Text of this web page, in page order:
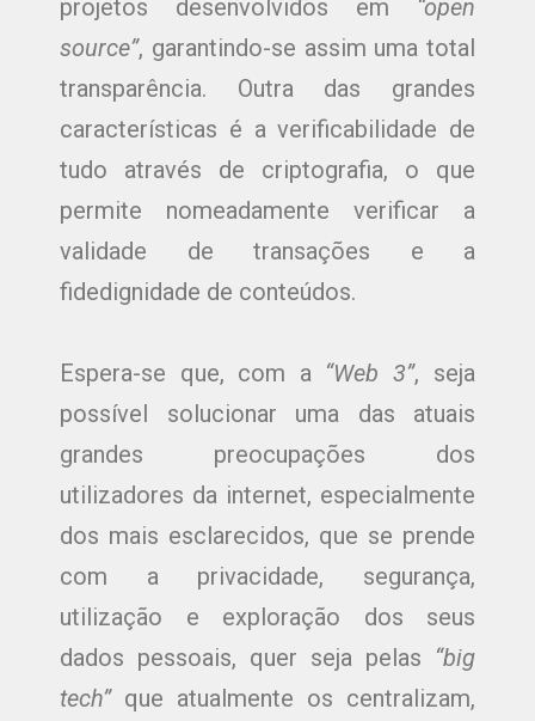
projetos desenvolvidos em “open
source”, garantindo-se assim uma total
transparência. Outra das grandes
características é a verificabilidade de
tudo através de criptografia, o que
permite nomeadamente verificar a
validade de transações e a
fidedignidade de conteúdos.
Espera-se que, com a “Web 3”, seja
possível solucionar uma das atuais
grandes preocupações dos
utilizadores da internet, especialmente
dos mais esclarecidos, que se prende
com a privacidade, segurança,
utilização e exploração dos seus
dados pessoais, quer seja pelas “big
tech”que atualmente os centralizam,